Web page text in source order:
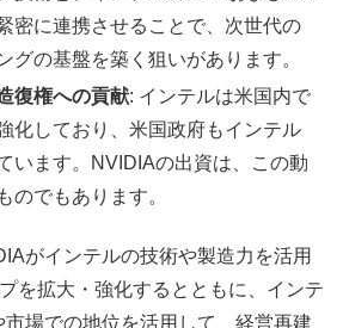
密に連携させることで、次世代の
グの基盤を築く狙いがあります。
復権への貢献: インテルは米国内で
化しており、米国政府もインテル
います。NVIDIAの出資は、この動
のでもあります。
がインテルの技術や製造力を活用
を拡大・強化するとともに、インテ
場での地位を活用して、経営再建